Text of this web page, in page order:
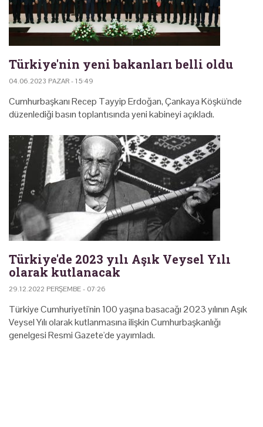
Türkiye'nin yeni bakanları belli oldu
04.06.2023 PAZAR - 15:49
Cumhurbaşkanı Recep Tayyip Erdoğan, Çankaya Köşkü'nde
düzenlediği basın toplantısında yeni kabineyi açıkladı.
Türkiye'de 2023 yılı Aşık Veysel Yılı
olarak kutlanacak
29.12.2022 PERŞEMBE - 07:26
Türkiye Cumhuriyeti'nin 100 yaşına basacağı 2023 yılının Aşık
Veysel Yılı olarak kutlanmasına ilişkin Cumhurbaşkanlığı
genelgesi Resmi Gazete'de yayımladı.